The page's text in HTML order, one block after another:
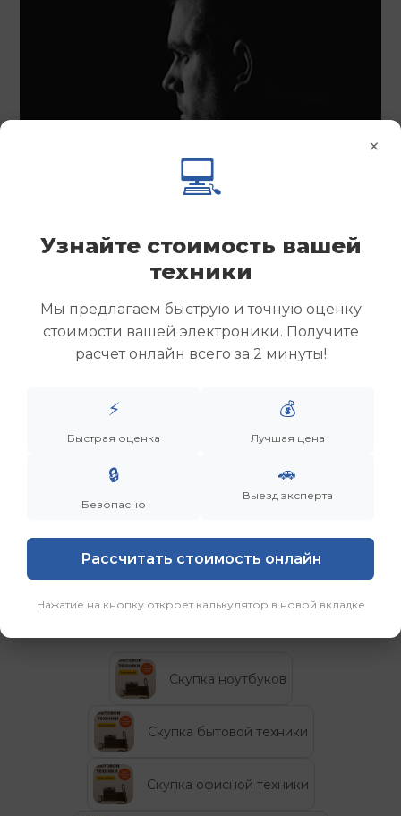
Дронов Матвей Викторович
“Мы не скупаем старую технику. Мы даем вещам
возможность.”
Категории
Скупка ноутбуков
Скупка бытовой техники
Скупка офисной техники
×
💻
Узнайте стоимость вашей
техники
Мы предлагаем быструю и точную оценку
стоимости вашей электроники. Получите
расчет онлайн всего за 2 минуты!
⚡
Быстрая оценка
💰
Лучшая цена
🔒
Безопасно
🚗
Выезд эксперта
Рассчитать стоимость онлайн
Нажатие на кнопку откроет калькулятор в новой вкладке